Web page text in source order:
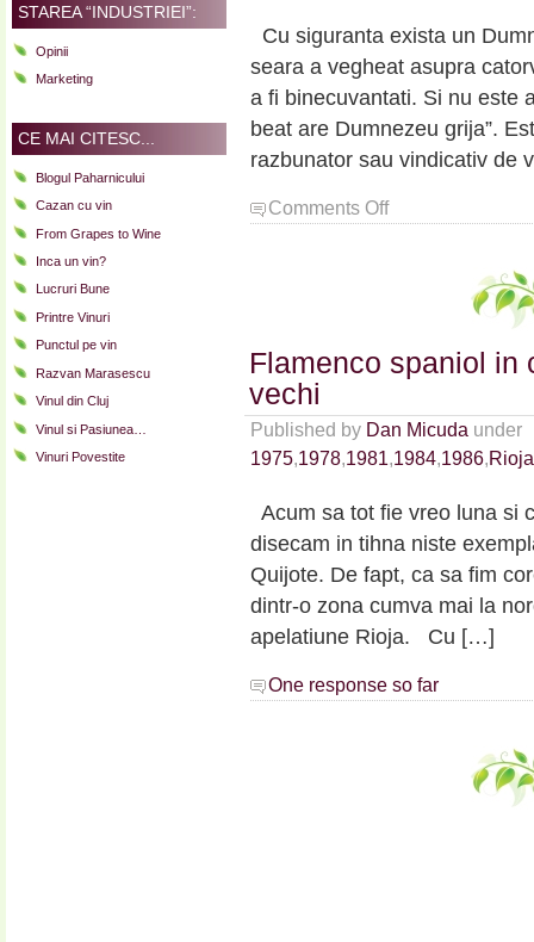
STAREA “INDUSTRIEI”:
Opinii
Marketing
CE MAI CITESC...
Blogul Paharnicului
Cazan cu vin
From Grapes to Wine
Inca un vin?
Lucruri Bune
Printre Vinuri
Punctul pe vin
Razvan Marasescu
Vinul din Cluj
Vinul si Pasiunea…
Vinuri Povestite
Cu siguranta exista un
seara a vegheat asupra
a fi binecuvantati. Si nu este
beat are Dumnezeu grija”.
razbunator sau vindicativ de
Comments Offon
Soc
Tasting”
Flamenco spaniol
vechi
Published by Dan Micuda under
1975,1978,1981,1984,1986,Rioja
Acum sa tot fie vreo luna si
disecam in tihna niste
Quijote. De fapt, ca sa fim
dintr-o zona cumva mai la
apelatiune Rioja. Cu […]
One response so far